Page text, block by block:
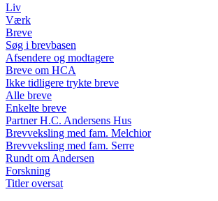
Liv
Værk
Breve
Søg i brevbasen
Afsendere og modtagere
Breve om HCA
Ikke tidligere trykte breve
Alle breve
Enkelte breve
Partner H.C. Andersens Hus
Brevveksling med fam. Melchior
Brevveksling med fam. Serre
Rundt om Andersen
Forskning
Titler oversat